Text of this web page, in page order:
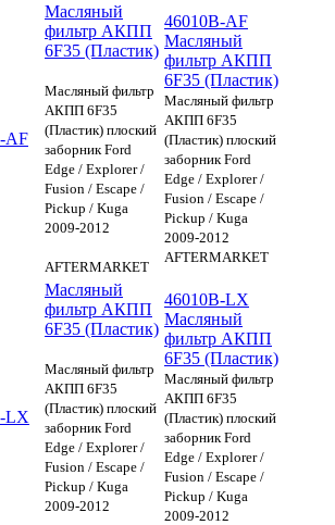
AF
Масляный
фильтр АКПП
6F35 (Пластик)
Масляный фильтр
АКПП 6F35
(Пластик) плоский
заборник Ford
Edge / Explorer /
Fusion / Escape /
Pickup / Kuga
2009-2012
AFTERMARKET
46010B-AF
Масляный
фильтр АКПП
6F35 (Пластик)
Масляный фильтр
АКПП 6F35
(Пластик) плоский
заборник Ford
Edge / Explorer /
Fusion / Escape /
Pickup / Kuga
2009-2012
AFTERMARKET
LX
Масляный
фильтр АКПП
6F35 (Пластик)
Масляный фильтр
АКПП 6F35
(Пластик) плоский
заборник Ford
Edge / Explorer /
Fusion / Escape /
Pickup / Kuga
2009-2012
46010B-LX
Масляный
фильтр АКПП
6F35 (Пластик)
Масляный фильтр
АКПП 6F35
(Пластик) плоский
заборник Ford
Edge / Explorer /
Fusion / Escape /
Pickup / Kuga
2009-2012